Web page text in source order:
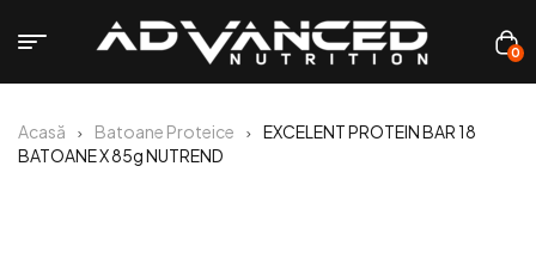
0
Acasă Batoane Proteice
EXCELENT PROTEIN BAR 18
BATOANE X 85g NUTREND